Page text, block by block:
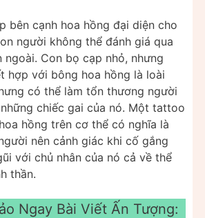
bên cạnh hoa hồng đại diện cho
người không thể đánh giá qua
ngoài. Con bọ cạp nhỏ, nhưng
hợp với bông hoa hồng là loài
có thể làm tổn thương người
chiếc gai của nó. Một tattoo
hồng trên cơ thể có nghĩa là
nên cảnh giác khi cố gắng
với chủ nhân của nó cả về thể
thần.
Ngay Bài Viết Ấn Tượng: